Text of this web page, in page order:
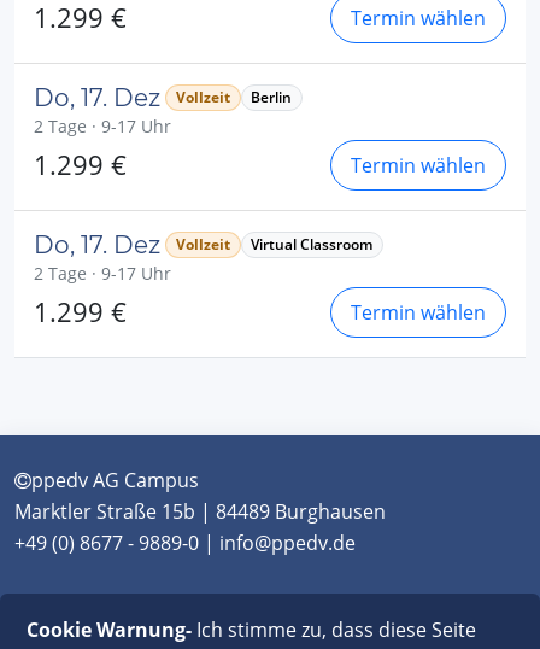
1.299 € Termin wählen
Do, 17. Dez Vollzeit Berlin
2 Tage · 9-17 Uhr
1.299 € Termin wählen
Do, 17. Dez Vollzeit Virtual Classroom
2 Tage · 9-17 Uhr
1.299 € Termin wählen
ppedv AG Campus
Marktler Straße 15b | 84489 Burghausen
+49 (0) 8677 - 9889-0 | info@ppedv.de
Cookie Warnung-Ich stimme zu, dass diese Seite